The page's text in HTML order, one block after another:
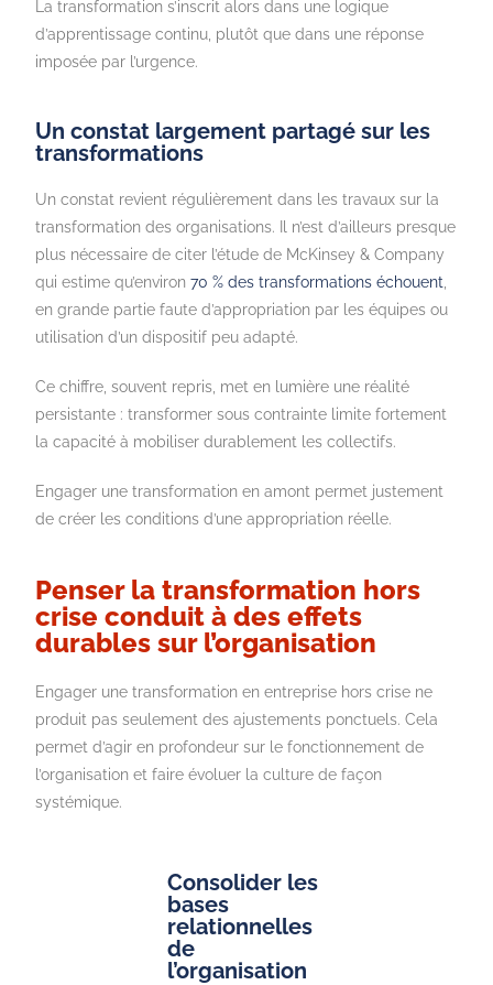
La transformation s’inscrit alors dans une logique
d’apprentissage continu, plutôt que dans une réponse
imposée par l’urgence.
Un constat largement partagé sur les
transformations
Un constat revient régulièrement dans les travaux sur la
transformation des organisations. Il n’est d’ailleurs presque
plus nécessaire de citer l’étude de McKinsey & Company
qui estime qu’environ70 % des transformations échouent
en grande partie faute d’appropriation par les équipes ou
utilisation d’un dispositif peu adapté.
Ce chiffre, souvent repris, met en lumière une réalité
persistante : transformer sous contrainte limite fortement
la capacité à mobiliser durablement les collectifs.
Engager une transformation en amont permet justement
de créer les conditions d’une appropriation réelle.
Penser la transformation hors
crise conduit à des effets
durables sur l’organisation
Engager une transformation en entreprise hors crise ne
produit pas seulement des ajustements ponctuels. Cela
permet d’agir en profondeur sur le fonctionnement de
l’organisation et faire évoluer la culture de façon
systémique.
Consolider les
bases
relationnelles
de
l’organisation